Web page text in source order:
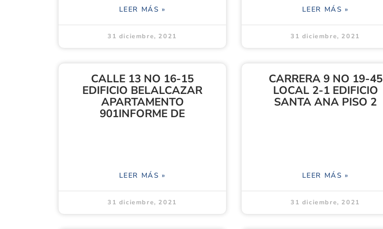
LEER MÁS »
31 diciembre, 2021
LEER MÁS »
31 diciembre, 2021
CALLE 13 NO 16-15
EDIFICIO BELALCAZAR
APARTAMENTO
901INFORME DE
LEER MÁS »
31 diciembre, 2021
CARRERA 9 NO 19-45
LOCAL 2-1 EDIFICIO
SANTA ANA PISO 2
LEER MÁS »
31 diciembre, 2021